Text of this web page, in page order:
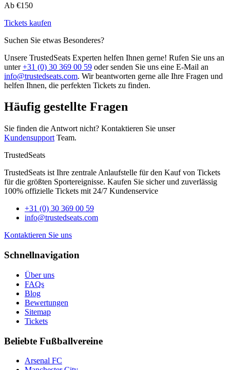
Ab €150
Tickets kaufen
Suchen Sie etwas Besonderes?
Unsere TrustedSeats Experten helfen Ihnen gerne! Rufen Sie uns an
unter+31 (0) 30 369 00 59 oder senden Sie uns eine E-Mail an
info@trustedseats.com. Wir beantworten gerne alle Ihre Fragen und
helfen Ihnen, die perfekten Tickets zu finden.
Häufig gestellte Fragen
Sie finden die Antwort nicht? Kontaktieren Sie unser
Kundensupport Team.
TrustedSeats
TrustedSeats ist Ihre zentrale Anlaufstelle für den Kauf von Tickets
für die größten Sportereignisse. Kaufen Sie sicher und zuverlässig
100% offizielle Tickets mit 24/7 Kundenservice
+31 (0) 30 369 00 59
info@trustedseats.com
Kontaktieren Sie uns
Schnellnavigation
Über uns
FAQs
Blog
Bewertungen
Sitemap
Tickets
Beliebte Fußballvereine
Arsenal FC